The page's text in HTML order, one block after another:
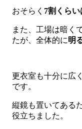
おそらく 7割くら
また、工場は暗く
たが、全体的に明
更衣室も十分に広
です。
縦鏡も置いてある
役立ちました。